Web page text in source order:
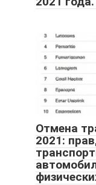
Отмена
2021: